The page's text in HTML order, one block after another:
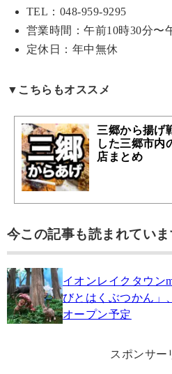
TEL：048-959-9295
営業時間：午前10時30分〜
定休日：年中無休
▼こちらもオススメ
三郷から揚げ
した三郷市内
店まとめ
今この記事も読まれてい
イオンレイクタウン
びとはくぶつかん」
オープン予定
スポンサー